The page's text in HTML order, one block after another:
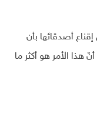
أصدقائها بأن
هذا الأمر هو أكثر ما